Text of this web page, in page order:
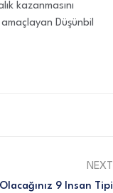
kazanmasını
Düşünbil
NEXT
9 Insan Tipi